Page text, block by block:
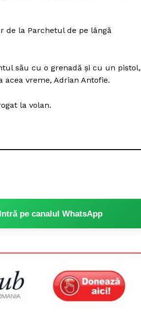
de la Parchetul de pe lângă
său cu o grenadă și cu un pistol,
vreme, Adrian Antofie.
la volan.
Intră pe canalul WhatsApp